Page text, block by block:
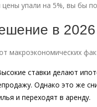
упали на 5%, вы бы
в 2026
макроэкономических
ставки делают
Однако это же
и переходят в аренду.